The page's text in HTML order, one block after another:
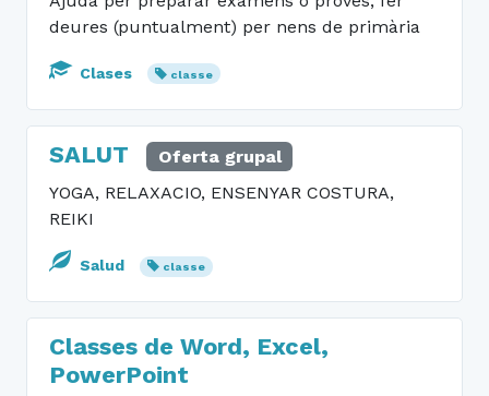
deures (puntualment) per nens de primària
Clases classe
SALUT
Oferta grupal
YOGA, RELAXACIO, ENSENYAR COSTURA,
REIKI
Salud classe
Classes de Word, Excel,
PowerPoint